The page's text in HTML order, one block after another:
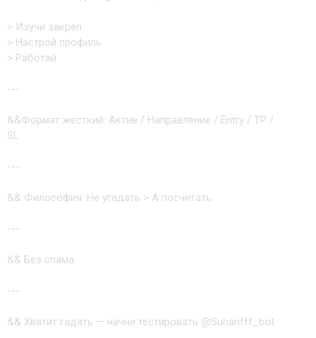
> Изучи закреп
> Настрой профиль
> Работай
---
&&Формат жесткий: Актив / Направление / Entry / TP /
SL
---
&& Философия: Не угадать > А посчитать
---
&& Без спама
---
&& Хватит гадать — начни тестировать @Suhanfff_bot